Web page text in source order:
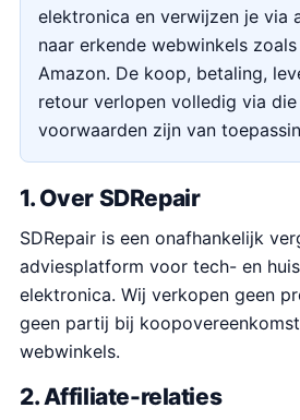
elektronica en verwijzen je via
naar erkende webwinkels
Amazon. De koop, betaling,
retour verlopen volledig via
voorwaarden zijn van
1. Over SDRepair
SDRepair is een onafhankelijk
adviesplatform voor tech- en
elektronica. Wij verkopen geen
geen partij bij
webwinkels.
2. Affiliate-relaties